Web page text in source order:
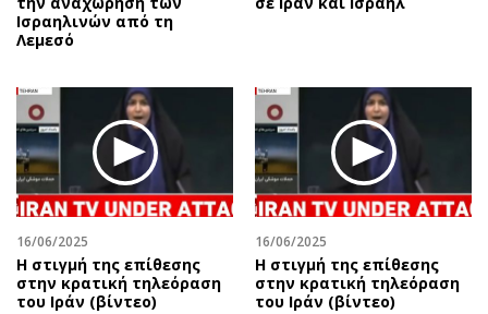
Ισραηλινών από τη
Λεμεσό
16/06/2025
Η στιγμή της επίθεσης
στην κρατική τηλεόραση
του Ιράν (βίντεο)
16/06/2025
Η στιγμή της επίθεσης
στην κρατική τηλεόραση
του Ιράν (βίντεο)